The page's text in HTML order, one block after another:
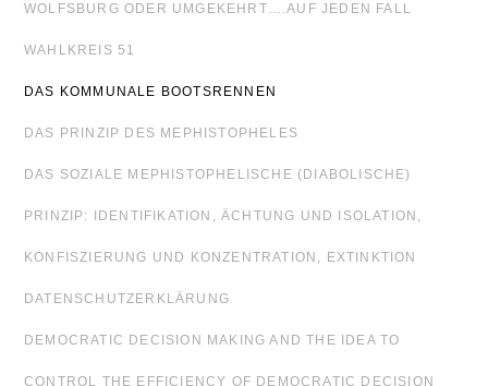
WOLFSBURG ODER UMGEKEHRT….AUF JEDEN FALL
WAHLKREIS 51
DAS KOMMUNALE BOOTSRENNEN
DAS PRINZIP DES MEPHISTOPHELES
DAS SOZIALE MEPHISTOPHELISCHE (DIABOLISCHE)
PRINZIP: IDENTIFIKATION, ÄCHTUNG UND ISOLATION,
KONFISZIERUNG UND KONZENTRATION, EXTINKTION
DATENSCHUTZERKLÄRUNG
DEMOCRATIC DECISION MAKING AND THE IDEA TO
CONTROL THE EFFICIENCY OF DEMOCRATIC DECISION